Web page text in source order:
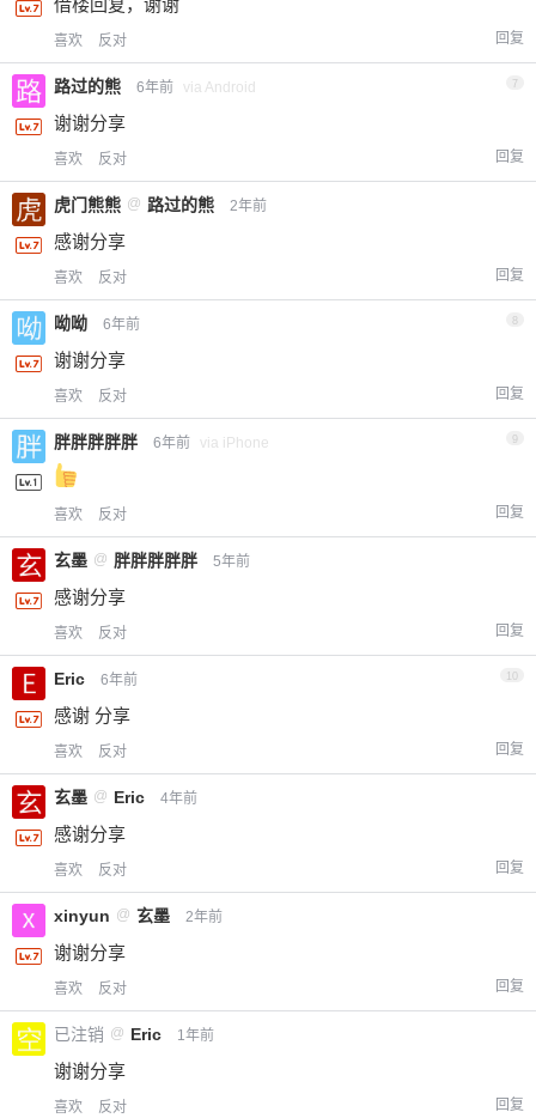
借楼回复，谢谢
喜欢 反对 回复
路过的熊 6年前 via Android 7
谢谢分享
喜欢 反对 回复
虎门熊熊 @ 路过的熊 2年前
感谢分享
喜欢 反对 回复
呦呦 6年前
谢谢分享
喜欢 反对 回复
胖胖胖胖胖 6年前 via iPhone 9
喜欢 反对 回复
玄墨 @ 胖胖胖胖胖 5年前
感谢分享
喜欢 反对 回复
Eric 6年前
感谢 分享
喜欢 反对 回复
玄墨 @ Eric 4年前
感谢分享
喜欢 反对 回复
xinyun @ 玄墨 2年前
谢谢分享
喜欢 反对 回复
已注销 @ Eric 1年前
谢谢分享
喜欢 反对 回复